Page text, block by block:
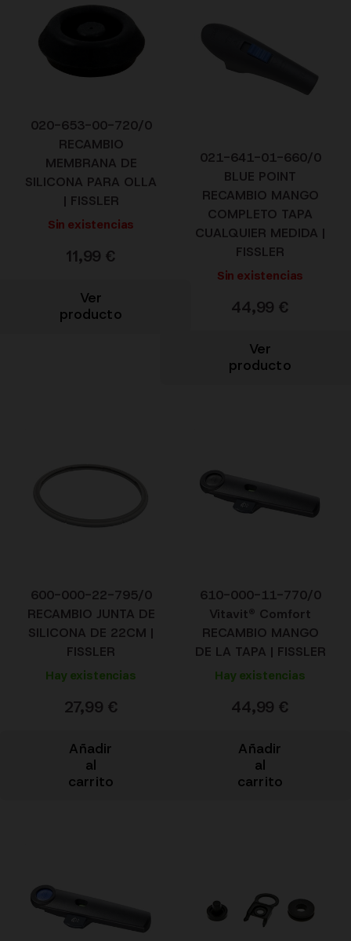
020-653-00-720/0
RECAMBIO
MEMBRANA DE
SILICONA PARA OLLA
| FISSLER
Sin existencias
11,99 €
Ver
producto
021-641-01-660/0
BLUE POINT
RECAMBIO MANGO
COMPLETO TAPA
CUALQUIER MEDIDA |
FISSLER
Sin existencias
44,99 €
Ver
producto
600-000-22-795/0
RECAMBIO JUNTA DE
SILICONA DE 22CM |
FISSLER
Hay existencias
27,99 €
Añadir
al
carrito
610-000-11-770/0
Vitavit® Comfort
RECAMBIO MANGO
DE LA TAPA | FISSLER
Hay existencias
44,99 €
Añadir
al
carrito